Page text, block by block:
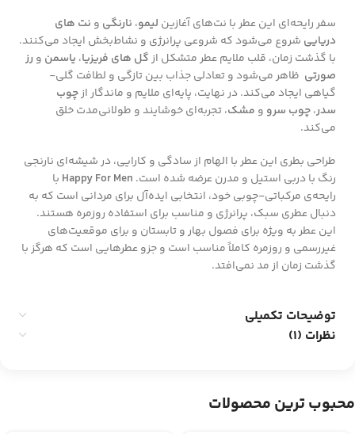
سفر رایحه‌ای این عطر با نت‌های آغازین لیمو، نارنگی و نت های
دریایی شروع می‌شود که شروعی پرانرژی و نشاط‌بخش ایجاد می‌کنند.
با گذشت زمان، قلب ملایم عطر متشکل ازگل های فریزیا، یاسمن و رز
صورتی ظاهر می‌شود و تعادلی جذاب بین تازگی و لطافت گلی-
گیاهی ایجاد می‌کند. در نهایت، پایه‌ای ملایم و ماندگار ازچوب
سدر،چوب سرو و مشک، تجربه‌ای خوشایند و طولانی‌مدت خلق
می‌کند.
طراحی بطری این عطر با الهام از سادگی و کارایی، در شیشه‌ای نارنجی
رنگ با دربی استیل و مدرن عرضه شده است. Happy For Men با
رایحه‌ی مرکباتی-چوبی خود، انتخابی ایده‌آل برای مردانی است که به
دنبال عطری سبک، پرانرژی و مناسب برای استفاده روزمره هستند.
این عطر به ویژه برای فصول بهار و تابستان و برای موقعیت‌های
غیررسمی و روزمره کاملاً مناسب است و جزو عطرهایی است که هرگز با
گذشت زمان از مد نمی‌افتد.
توضیحات تکمیلی
نظرات (1)
محبوب ترین محصولات